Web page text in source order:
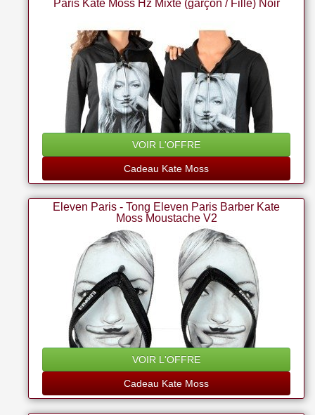
Paris Kate Moss Hz Mixte (garçon / Fille) Noir
VOIR L'OFFRE
Cadeau Kate Moss
Eleven Paris - Tong Eleven Paris Barber Kate
Moss Moustache V2
VOIR L'OFFRE
Cadeau Kate Moss